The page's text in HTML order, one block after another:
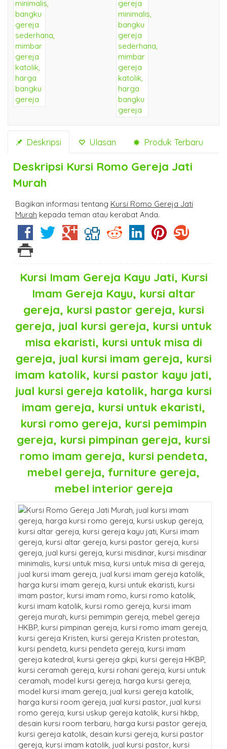
Deskripsi Ulasan Produk Terbaru
Deskripsi Kursi Romo Gereja Jati
Murah
Bagikan informasi tentang Kursi Romo Gereja Jati
Murah kepada teman atau kerabat Anda.
Kursi Imam Gereja Kayu Jati, Kursi
Imam Gereja Kayu, kursi altar
gereja, kursi pastor gereja, kursi
gereja, jual kursi gereja, kursi untuk
misa ekaristi, kursi untuk misa di
gereja, jual kursi imam gereja, kursi
imam katolik, kursi pastor kayu jati,
jual kursi gereja katolik, harga kursi
imam gereja, kursi untuk ekaristi,
kursi romo gereja, kursi pemimpin
gereja, kursi pimpinan gereja, kursi
romo imam gereja, kursi pendeta,
mebel gereja, furniture gereja,
mebel interior gereja